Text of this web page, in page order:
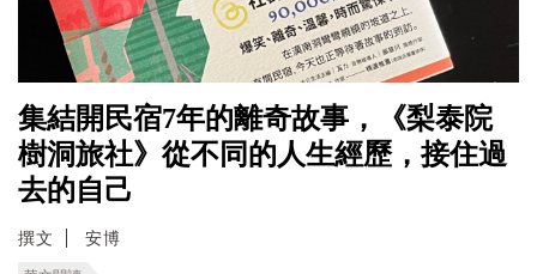
集結開民宿7年的離奇故事，《梨泰院
樹洞旅社》從不同的人生經歷，接住過
去的自己
撰文 安博